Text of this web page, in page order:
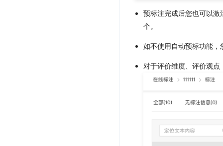
预标注完成后您也可以
个。
如不使用自动预标功能
对于评价维度、评价观